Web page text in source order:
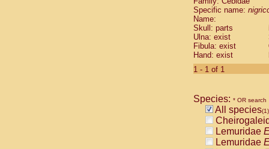
Cebidae
Cebidae
Cebidae
Cebidae
Cebidae
Cebidae
Cebidae
Cebidae
Cebidae
Cebidae
Cebidae
Cebidae
Specific name:
Name:
Skull: parts
Ulna: exist
Fibula: exist
Hand: exist
1 - 1 of 1
Species: * OR search
All species(1)
Lemuridae
Lemuridae